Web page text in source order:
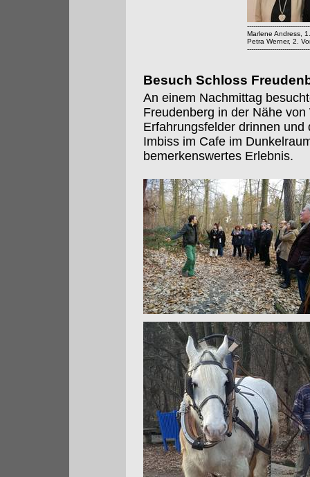
Marlene Andress,
Petra Werner, 2.
Besuch Schloss
An einem Nachmittag
Freudenberg in der Nähe
Erfahrungsfelder drinnen
Imbiss im Cafe im
bemerkenswertes Erlebnis.